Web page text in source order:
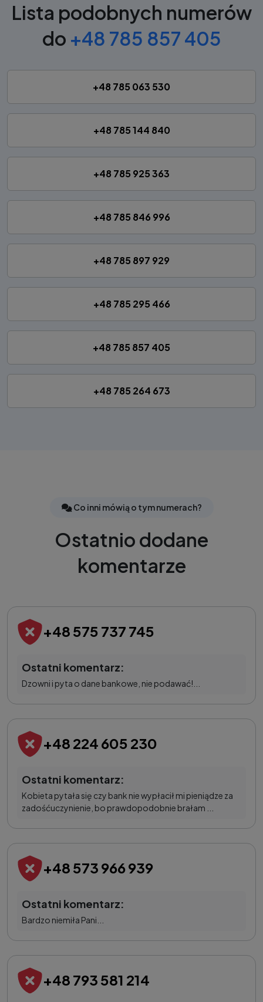
Lista podobnych numerów
do +48 785 857 405
+48 785 063 530
+48 785 144 840
+48 785 925 363
+48 785 846 996
+48 785 897 929
+48 785 295 466
+48 785 857 405
+48 785 264 673
Co inni mówią o tym numerach?
Ostatnio dodane
komentarze
+48 575 737 745
Ostatni komentarz:
Dzowni i pyta o dane bankowe, nie podawać!...
+48 224 605 230
Ostatni komentarz:
Kobieta pytała się czy bank nie wypłacił mi pieniądze za
zadośćuczynienie, bo prawdopodobnie brałam ...
+48 573 966 939
Ostatni komentarz:
Bardzo niemiła Pani...
+48 793 581 214